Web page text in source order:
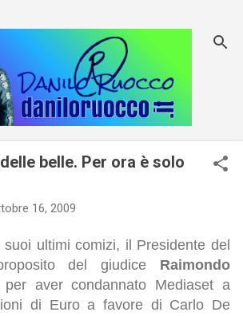
belle. Per ora è solo
16, 2009
ultimi comizi, il Presidente del
del giudice Raimondo
per aver condannato Mediaset a
di Euro a favore di Carlo De